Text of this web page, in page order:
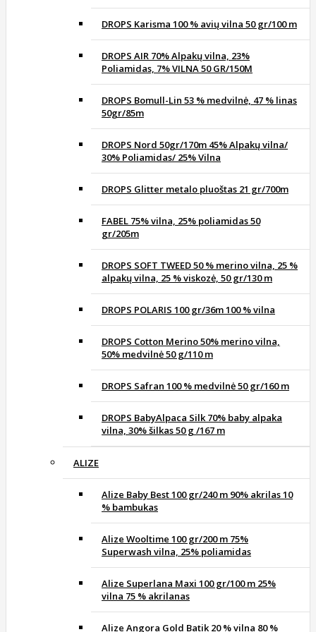
DROPS Karisma 100 % avių vilna 50 gr/100 m
DROPS AIR 70% Alpakų vilna, 23%
Poliamidas, 7% VILNA 50 GR/150M
DROPS Bomull-Lin 53 % medvilnė, 47 % linas
50gr/85m
DROPS Nord 50gr/170m 45% Alpakų vilna/
30% Poliamidas/ 25% Vilna
DROPS Glitter metalo pluoštas 21 gr/700m
FABEL 75% vilna, 25% poliamidas 50
gr/205m
DROPS SOFT TWEED 50 % merino vilna, 25 %
alpakų vilna, 25 % viskozė, 50 gr/130 m
DROPS POLARIS 100 gr/36m 100 % vilna
DROPS Cotton Merino 50% merino vilna,
50% medvilnė 50 g/110 m
DROPS Safran 100 % medvilnė 50 gr/160 m
DROPS BabyAlpaca Silk 70% baby alpaka
vilna, 30% šilkas 50 g /167 m
ALIZE
Alize Baby Best 100 gr/240 m 90% akrilas 10
% bambukas
Alize Wooltime 100 gr/200 m 75%
Superwash vilna, 25% poliamidas
Alize Superlana Maxi 100 gr/100 m 25%
vilna 75 % akrilanas
Alize Angora Gold Batik 20 % vilna 80 %